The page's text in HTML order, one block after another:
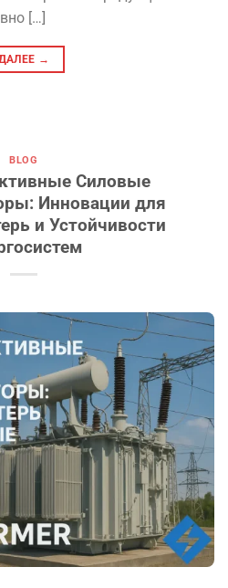
[…]
→
BLOG
Силовые
Инновации для
и Устойчивости